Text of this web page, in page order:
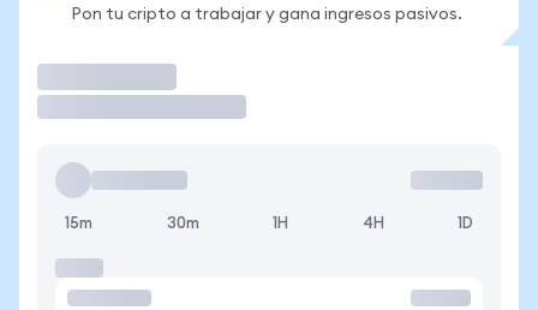
Pon tu cripto a trabajar y gana ingresos pasivos.
15m 30m 1H 4H 1D